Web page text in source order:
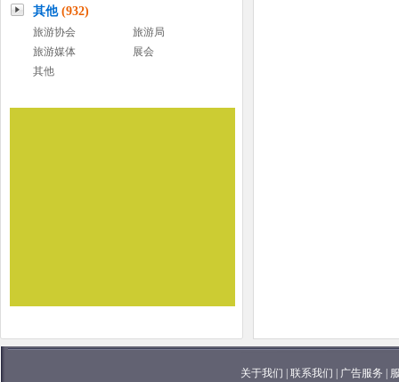
其他 (932)
旅游协会
旅游局
旅游媒体
展会
其他
关于我们 联系我们 广告服务